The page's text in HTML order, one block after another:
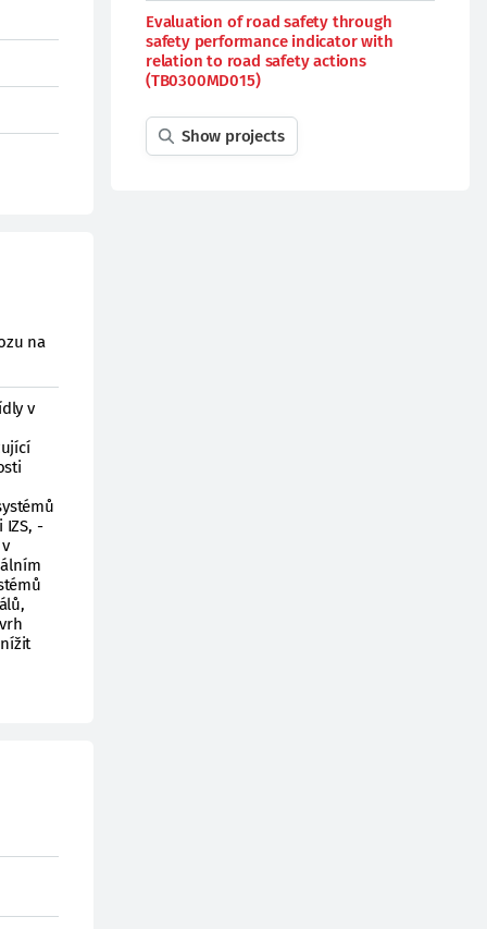
na
v
-
Evaluation of road safety through
safety performance indicator with
relation to road safety actions
(TB0300MD015)
Show projects